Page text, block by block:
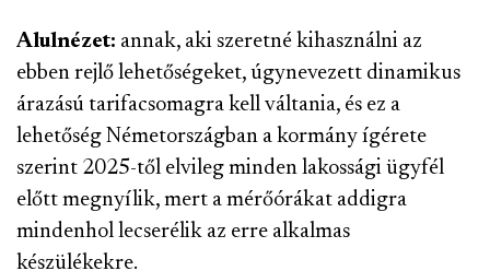
Alulnézet: annak, aki szeretné kihasználni az
ebben rejlő lehetőségeket, úgynevezett dinamikus
árazású tarifacsomagra kell váltania, és ez a
lehetőség Németországban a kormány ígérete
szerint 2025-től elvileg minden lakossági ügyfél
előtt megnyílik, mert a mérőórákat addigra
mindenhol lecserélik az erre alkalmas
készülékekre.